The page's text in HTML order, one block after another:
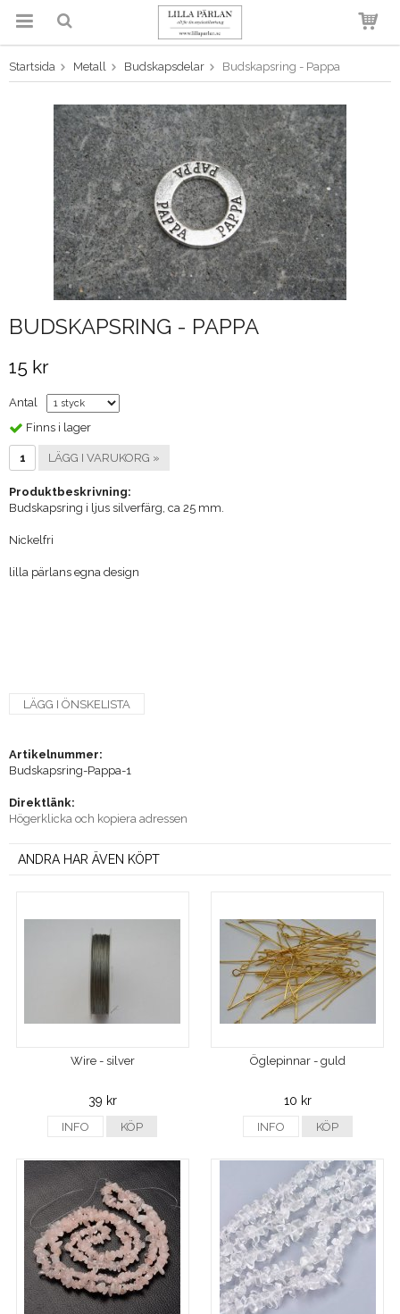
Produkten har blivit tillagd i
varukorgen
Startsida Metall Budskapsdelar Budskapsring - Pappa
BUDSKAPSRING - PAPPA
15 kr
Antal
Finns i lager
LÄGG I VARUKORG »
Produktbeskrivning:
Budskapsring i ljus silverfärg, ca 25 mm.
Nickelfri
lilla pärlans egna design
LÄGG I ÖNSKELISTA
Artikelnummer:
Budskapsring-Pappa-1
Direktlänk:
Högerklicka och kopiera adressen
ANDRA HAR ÄVEN KÖPT
Wire - silver
39 kr
INFO KÖP
Öglepinnar - guld
10 kr
INFO KÖP